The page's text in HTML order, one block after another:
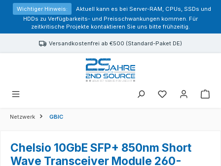
springen
Wichtiger Hinweis:
Aktuell kann es bei Server-RAM, CPUs, SSDs und
HDDs zu Verfügbarkeits- und Preisschwankungen kommen. Für
zeitkritische Projekte kontaktieren Sie uns bitte frühzeitig.
Versandkostenfrei ab €500 (Standard-Paket DE)
Sie haben 0
Netzwerk GBIC
Chelsio 10GbE SFP+ 850nm Short
Wave Transceiver Module 260-